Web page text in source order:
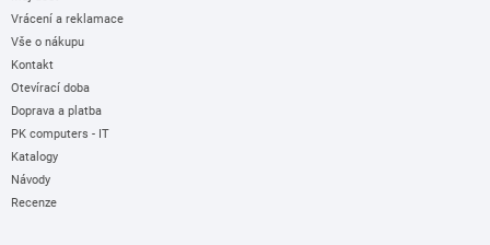
Vrácení a reklamace
Vše o nákupu
Kontakt
Otevírací doba
Doprava a platba
PK computers - IT
Katalogy
Návody
Recenze